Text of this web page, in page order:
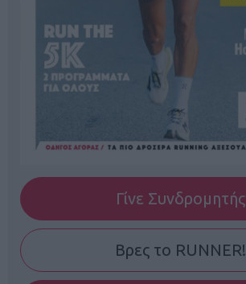
Γίνε Συνδρομητής
Βρες το RUNNER!